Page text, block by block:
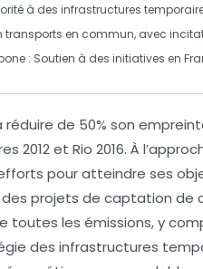
à des infrastructures
transports en commun, avec
: Soutien à des initiatives en
réduire de 50% son
2012et Rio 2016. À
pour atteindre ses
projets de captation de
les émissions, y
des infrastructures